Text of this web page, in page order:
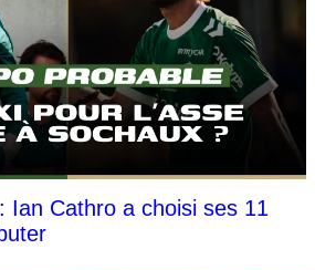
Ian Cathro a choisi ses 11